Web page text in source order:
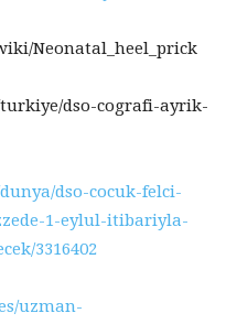
Neonatal_heel_prick
dso-cografi-ayrik-
dso-cocuk-felci-
1-eylul-itibariyla-
3316402
uzman-